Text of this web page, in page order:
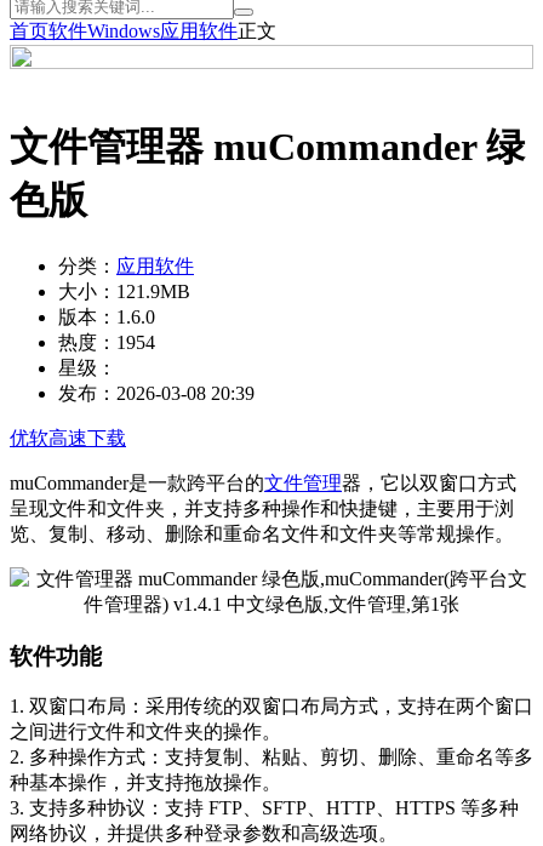
首页软件Windows应用软件正文
文件管理器 muCommander 绿
色版
分类： 应用软件
大小： 121.9MB
版本： 1.6.0
热度： 1954
星级：
发布： 2026-03-08 20:39
优软高速下载
muCommander是一款跨平台的文件管理器，它以双窗口方式
呈现文件和文件夹，并支持多种操作和快捷键，主要用于浏
览、复制、移动、删除和重命名文件和文件夹等常规操作。
软件功能
1. 双窗口布局：采用传统的双窗口布局方式，支持在两个窗口
之间进行文件和文件夹的操作。
2. 多种操作方式：支持复制、粘贴、剪切、删除、重命名等多
种基本操作，并支持拖放操作。
3. 支持多种协议：支持 FTP、SFTP、HTTP、HTTPS 等多种
网络协议，并提供多种登录参数和高级选项。